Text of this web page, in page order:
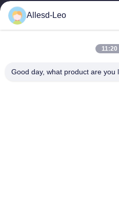
16years ervaring, als
ESD & Cleanroom producten,
Huis
Allesd-Leo
11:20
Good day, what product are you